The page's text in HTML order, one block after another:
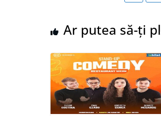
Ar putea să-ți